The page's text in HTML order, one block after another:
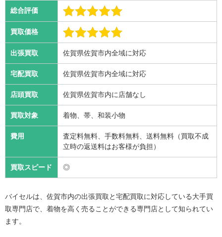
総合評価
買取価格
出張買取 佐賀県佐賀市内全域に対応
宅配買取 佐賀県佐賀市内全域に対応
店頭買取 佐賀県佐賀市内に店舗なし
買取対象 着物、帯、和装小物
費用
査定料無料、手数料無料、送料無料（買取不成
立時の返送料はお客様が負担）
買取スピード ◎
バイセルは、佐賀市内の出張買取と宅配買取に対応している大手買
取専門店で、着物を高く売ることができる専門店として知られてい
ます。